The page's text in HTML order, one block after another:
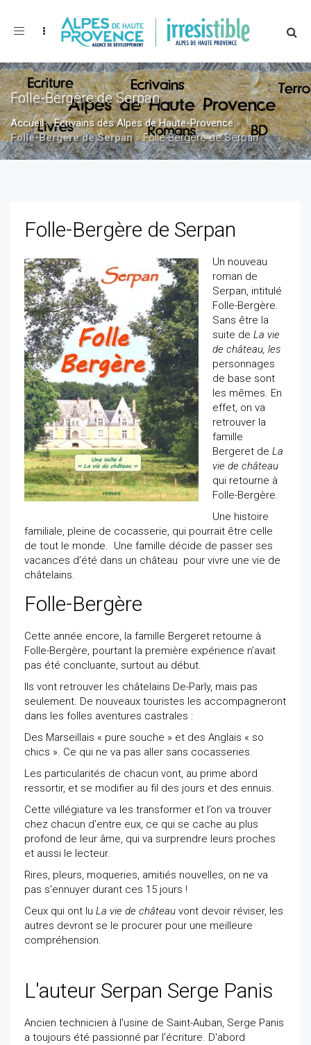
Toggle
Folle-Bergère de Serpan
Accueil»Ecrivains des Alpes de Haute-Provence»
Folle-Bergère de Serpan»Folle-Bergère de Serpan
Folle-Bergère de Serpan
Un nouveau
roman de
Serpan, intitulé
Folle-Bergère.
Sans être la
suite de La vie
de château, les
personnages
de base sont
les mêmes. En
effet, on va
retrouver la
famille
Bergeret de La
vie de château
qui retourne à
Folle-Bergère.
Une histoire
familiale, pleine de cocasserie, qui pourrait être celle
de tout le monde. Une famille décide de passer ses
vacances d’été dans un château pour vivre une vie de
châtelains.
Folle-Bergère
Cette année encore, la famille Bergeret retourne à
Folle-Bergère, pourtant la première expérience n’avait
pas été concluante, surtout au début.
Ils vont retrouver les châtelains De-Parly, mais pas
seulement. De nouveaux touristes les accompagneront
dans les folles aventures castrales :
Des Marseillais « pure souche » et des Anglais « so
chics ». Ce qui ne va pas aller sans cocasseries.
Les particularités de chacun vont, au prime abord
ressortir, et se modifier au fil des jours et des ennuis.
Cette villégiature va les transformer et l’on va trouver
chez chacun d’entre eux, ce qui se cache au plus
profond de leur âme, qui va surprendre leurs proches
et aussi le lecteur.
Rires, pleurs, moqueries, amitiés nouvelles, on ne va
pas s’ennuyer durant ces 15 jours !
Ceux qui ont lu La vie de château vont devoir réviser, les
autres devront se le procurer pour une meilleure
compréhension.
L'auteur Serpan Serge Panis
Ancien technicien à l'usine de Saint-Auban, Serge Panis
a toujours été passionné par l'écriture. D'abord